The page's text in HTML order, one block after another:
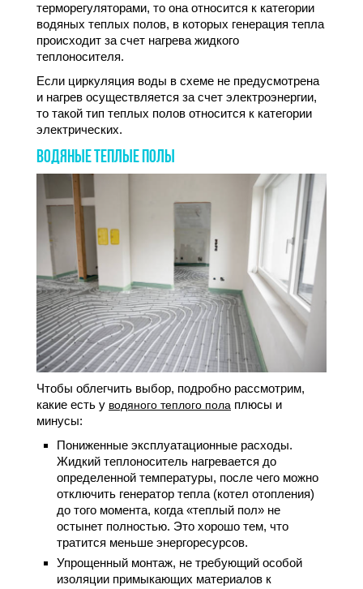
терморегуляторами, то она относится к категории
водяных теплых полов, в которых генерация тепла
происходит за счет нагрева жидкого
теплоносителя.
Если циркуляция воды в схеме не предусмотрена
и нагрев осуществляется за счет электроэнергии,
то такой тип теплых полов относится к категории
электрических.
ВОДЯНЫЕ ТЕПЛЫЕ ПОЛЫ
Чтобы облегчить выбор, подробно рассмотрим,
какие есть у водяного теплого пола плюсы и
минусы:
Пониженные эксплуатационные расходы.
Жидкий теплоноситель нагревается до
определенной температуры, после чего можно
отключить генератор тепла (котел отопления)
до того момента, когда «теплый пол» не
остынет полностью. Это хорошо тем, что
тратится меньше энергоресурсов.
Упрощенный монтаж, не требующий особой
изоляции примыкающих материалов к